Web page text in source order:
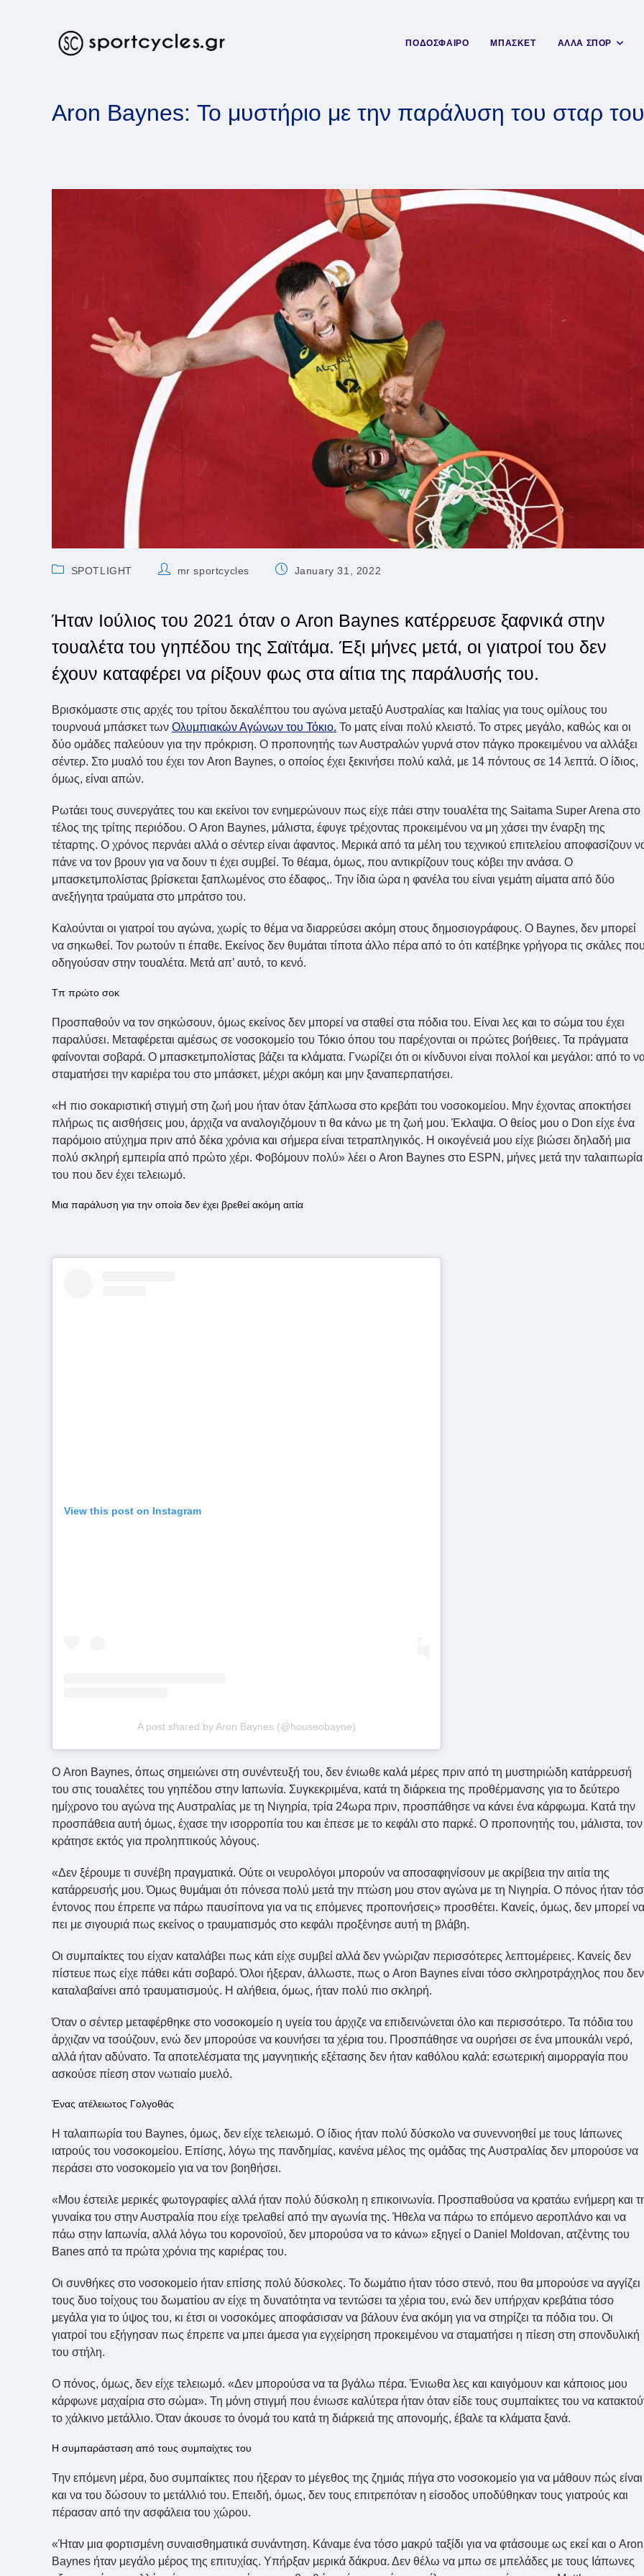
ΠΟΔΟΣΦΑΙΡΟ ΜΠΑΣΚΕΤ ΑΛΛΑ ΣΠΟΡ
Aron Baynes: Το μυστήριο με την παράλυση του σταρ
PostSPOTLIGHT
Postmr sportcycles
PostJanuary 31, 2022
Ήταν Ιούλιος του 2021 όταν ο Aron Baynes κατέρρευσε ξαφνικά στην
τουαλέτα του γηπέδου της Σαϊτάμα. Έξι μήνες μετά, οι γιατροί του δεν
έχουν καταφέρει να ρίξουν φως στα αίτια της παράλυσής του.
Βρισκόμαστε στις αρχές του τρίτου δεκαλέπτου του αγώνα μεταξύ Αυστραλίας και Ιταλίας για τους ομίλους του
τουρνουά μπάσκετ των Ολυμπιακών Αγώνων του Τόκιο. Το ματς είναι πολύ κλειστό. Το στρες μεγάλο, καθώς και οι
δύο ομάδες παλεύουν για την πρόκριση. Ο προπονητής των Αυστραλών γυρνά στον πάγκο προκειμένου να αλλάξει
σέντερ. Στο μυαλό του έχει τον Aron Baynes, ο οποίος έχει ξεκινήσει πολύ καλά, με 14 πόντους σε 14 λεπτά. Ο ίδιος,
όμως, είναι απών.
Ρωτάει τους συνεργάτες του και εκείνοι τον ενημερώνουν πως είχε πάει στην τουαλέτα της Saitama Super Arena στο
τέλος της τρίτης περιόδου. Ο Aron Baynes, μάλιστα, έφυγε τρέχοντας προκειμένου να μη χάσει την έναρξη της
τέταρτης. Ο χρόνος περνάει αλλά ο σέντερ είναι άφαντος. Μερικά από τα μέλη του τεχνικού επιτελείου αποφασίζουν
πάνε να τον βρουν για να δουν τι έχει συμβεί. Το θέαμα, όμως, που αντικρίζουν τους κόβει την ανάσα. Ο
μπασκετμπολίστας βρίσκεται ξαπλωμένος στο έδαφος,. Την ίδια ώρα η φανέλα του είναι γεμάτη αίματα από δύο
ανεξήγητα τραύματα στο μπράτσο του.
Καλούνται οι γιατροί του αγώνα, χωρίς το θέμα να διαρρεύσει ακόμη στους δημοσιογράφους. Ο Baynes, δεν μπορεί
να σηκωθεί. Τον ρωτούν τι έπαθε. Εκείνος δεν θυμάται τίποτα άλλο πέρα από το ότι κατέβηκε γρήγορα τις σκάλες
οδηγούσαν στην τουαλέτα. Μετά απ’ αυτό, το κενό.
Τπ πρώτο σοκ
Προσπαθούν να τον σηκώσουν, όμως εκείνος δεν μπορεί να σταθεί στα πόδια του. Είναι λες και το σώμα του έχει
παραλύσει. Μεταφέρεται αμέσως σε νοσοκομείο του Τόκιο όπου του παρέχονται οι πρώτες βοήθειες. Τα πράγματα
φαίνονται σοβαρά. Ο μπασκετμπολίστας βάζει τα κλάματα. Γνωρίζει ότι οι κίνδυνοι είναι πολλοί και μεγάλοι: από το
σταματήσει την καριέρα του στο μπάσκετ, μέχρι ακόμη και μην ξαναπερπατήσει.
«Η πιο σοκαριστική στιγμή στη ζωή μου ήταν όταν ξάπλωσα στο κρεβάτι του νοσοκομείου. Μην έχοντας αποκτήσει
πλήρως τις αισθήσεις μου, άρχιζα να αναλογιζόμουν τι θα κάνω με τη ζωή μου. Έκλαψα. Ο θείος μου ο Don είχε ένα
παρόμοιο ατύχημα πριν από δέκα χρόνια και σήμερα είναι τετραπληγικός. Η οικογένειά μου είχε βιώσει δηλαδή μια
πολύ σκληρή εμπειρία από πρώτο χέρι. Φοβόμουν πολύ» λέει ο Aron Baynes στο ESPN, μήνες μετά την ταλαιπωρία
του που δεν έχει τελειωμό.
Μια παράλυση για την οποία δεν έχει βρεθεί ακόμη αιτία
View this post on Instagram
A post shared by Aron Baynes (@houseobayne)
Ο Aron Baynes, όπως σημειώνει στη συνέντευξή του, δεν ένιωθε καλά μέρες πριν από τη μυστηριώδη κατάρρευσή
του στις τουαλέτες του γηπέδου στην Ιαπωνία. Συγκεκριμένα, κατά τη διάρκεια της προθέρμανσης για το δεύτερο
ημίχρονο του αγώνα της Αυστραλίας με τη Νιγηρία, τρία 24ωρα πριν, προσπάθησε να κάνει ένα κάρφωμα. Κατά την
προσπάθεια αυτή όμως, έχασε την ισορροπία του και έπεσε με το κεφάλι στο παρκέ. Ο προπονητής του, μάλιστα, τον
κράτησε εκτός για προληπτικούς λόγους.
«Δεν ξέρουμε τι συνέβη πραγματικά. Ούτε οι νευρολόγοι μπορούν να αποσαφηνίσουν με ακρίβεια την αιτία της
κατάρρευσής μου. Όμως θυμάμαι ότι πόνεσα πολύ μετά την πτώση μου στον αγώνα με τη Νιγηρία. Ο πόνος ήταν
έντονος που έπρεπε να πάρω παυσίπονα για να τις επόμενες προπονήσεις» προσθέτει. Κανείς, όμως, δεν μπορεί να
πει με σιγουριά πως εκείνος ο τραυματισμός στο κεφάλι προξένησε αυτή τη βλάβη.
Οι συμπαίκτες του είχαν καταλάβει πως κάτι είχε συμβεί αλλά δεν γνώριζαν περισσότερες λεπτομέρειες. Κανείς δεν
πίστευε πως είχε πάθει κάτι σοβαρό. Όλοι ήξεραν, άλλωστε, πως ο Aron Baynes είναι τόσο σκληροτράχηλος που δεν
καταλαβαίνει από τραυματισμούς. Η αλήθεια, όμως, ήταν πολύ πιο σκληρή.
Όταν ο σέντερ μεταφέρθηκε στο νοσοκομείο η υγεία του άρχιζε να επιδεινώνεται όλο και περισσότερο. Τα πόδια του
άρχιζαν να τσούζουν, ενώ δεν μπορούσε να κουνήσει τα χέρια του. Προσπάθησε να ουρήσει σε ένα μπουκάλι νερό,
αλλά ήταν αδύνατο. Τα αποτελέσματα της μαγνητικής εξέτασης δεν ήταν καθόλου καλά: εσωτερική αιμορραγία που
ασκούσε πίεση στον νωτιαίο μυελό.
Ένας ατέλειωτος Γολγοθάς
Η ταλαιπωρία του Baynes, όμως, δεν είχε τελειωμό. Ο ίδιος ήταν πολύ δύσκολο να συνεννοηθεί με τους Ιάπωνες
ιατρούς του νοσοκομείου. Επίσης, λόγω της πανδημίας, κανένα μέλος της ομάδας της Αυστραλίας δεν μπορούσε να
περάσει στο νοσοκομείο για να τον βοηθήσει.
«Μου έστειλε μερικές φωτογραφίες αλλά ήταν πολύ δύσκολη η επικοινωνία. Προσπαθούσα να κρατάω ενήμερη και
γυναίκα του στην Αυστραλία που είχε τρελαθεί από την αγωνία της. Ήθελα να πάρω το επόμενο αεροπλάνο και να
πάω στην Ιαπωνία, αλλά λόγω του κορονοϊού, δεν μπορούσα να το κάνω» εξηγεί ο Daniel Moldovan, ατζέντης του
Banes από τα πρώτα χρόνια της καριέρας του.
Οι συνθήκες στο νοσοκομείο ήταν επίσης πολύ δύσκολες. Το δωμάτιο ήταν τόσο στενό, που θα μπορούσε να αγγίζει
τους δυο τοίχους του δωματίου αν είχε τη δυνατότητα να τεντώσει τα χέρια του, ενώ δεν υπήρχαν κρεβάτια τόσο
μεγάλα για το ύψος του, κι έτσι οι νοσοκόμες αποφάσισαν να βάλουν ένα ακόμη για να στηρίζει τα πόδια του. Οι
γιατροί του εξήγησαν πως έπρεπε να μπει άμεσα για εγχείρηση προκειμένου να σταματήσει η πίεση στη σπονδυλική
του στήλη.
Ο πόνος, όμως, δεν είχε τελειωμό. «Δεν μπορούσα να τα βγάλω πέρα. Ένιωθα λες και καιγόμουν και κάποιος μου
κάρφωνε μαχαίρια στο σώμα». Τη μόνη στιγμή που ένιωσε καλύτερα ήταν όταν είδε τους συμπαίκτες του να
το χάλκινο μετάλλιο. Όταν άκουσε το όνομά του κατά τη διάρκειά της απονομής, έβαλε τα κλάματα ξανά.
Η συμπαράσταση από τους συμπαίχτες του
Την επόμενη μέρα, δυο συμπαίκτες που ήξεραν το μέγεθος της ζημιάς πήγα στο νοσοκομείο για να μάθουν πώς είναι
και να του δώσουν το μετάλλιό του. Επειδή, όμως, δεν τους επιτρεπόταν η είσοδος υποδύθηκαν τους γιατρούς και
πέρασαν από την ασφάλεια του χώρου.
«Ήταν μια φορτισμένη συναισθηματικά συνάντηση. Κάναμε ένα τόσο μακρύ ταξίδι για να φτάσουμε ως εκεί και ο Aron
Baynes ήταν μεγάλο μέρος της επιτυχίας. Υπήρξαν μερικά δάκρυα. Δεν θέλω να μπω σε μπελάδες με τους Ιάπωνες